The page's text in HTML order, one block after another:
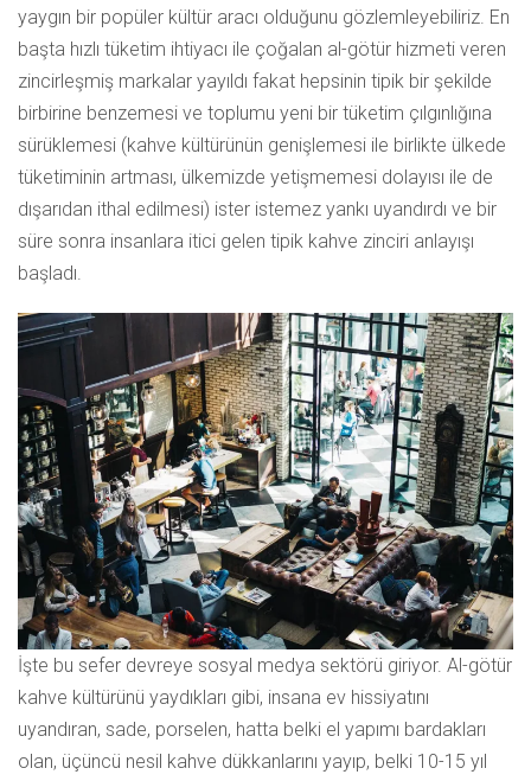
yaygın bir popüler kültür aracı olduğunu gözlemleyebiliriz. En
başta hızlı tüketim ihtiyacı ile çoğalan al-götür hizmeti veren
zincirleşmiş markalar yayıldı fakat hepsinin tipik bir şekilde
birbirine benzemesi ve toplumu yeni bir tüketim çılgınlığına
sürüklemesi (kahve kültürünün genişlemesi ile birlikte ülkede
tüketiminin artması, ülkemizde yetişmemesi dolayısı ile de
dışarıdan ithal edilmesi) ister istemez yankı uyandırdı ve bir
süre sonra insanlara itici gelen tipik kahve zinciri anlayışı
başladı.
İşte bu sefer devreye sosyal medya sektörü giriyor. Al-götür
kahve kültürünü yaydıkları gibi, insana ev hissiyatını
uyandıran, sade, porselen, hatta belki el yapımı bardakları
olan, üçüncü nesil kahve dükkanlarını yayıp, belki 10-15 yıl